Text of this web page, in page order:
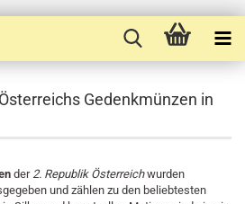
Gedenkmünzen in
der 2. Republik Österreichwurden
und zählen zu den beliebtesten